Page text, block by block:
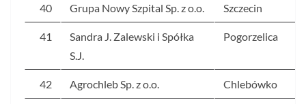
40 Grupa Nowy Szpital Sp. z o.o. Szczecin
41
Sandra J. Zalewski i Spółka
S.J.
Pogorzelica
42 Agrochleb Sp. z o.o. Chlebówko